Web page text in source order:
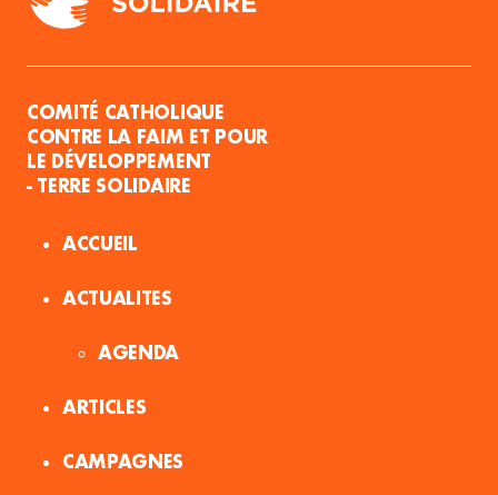
COMITÉ CATHOLIQUE
CONTRE LA FAIM ET POUR
LE DÉVELOPPEMENT
- TERRE SOLIDAIRE
ACCUEIL
ACTUALITES
AGENDA
ARTICLES
CAMPAGNES